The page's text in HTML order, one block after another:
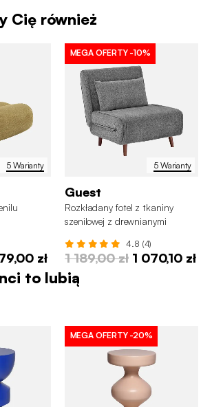
Cię również
5 Warianty
zł
5 Warianty
MEGA OFERTY -10%
Guest
Rozkładany fotel z tkaniny
szenilowej z drewnianymi
4.8 (4)
1 189,00 zł 1 070,10 zł
to lubią
MEGA OFERTY -20%